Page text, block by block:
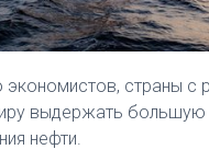
страны с
выдержать большую
нефти.